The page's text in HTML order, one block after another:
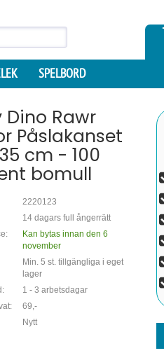
SPELBORD
Dino Rawr
Påslakanset
cm - 100
bomull
2220123
14 dagars full ångerrätt
Kan bytas innan den 6
november
Min. 5 st. tillgängliga i eget
lager
1 - 3 arbetsdagar
69,-
Nytt